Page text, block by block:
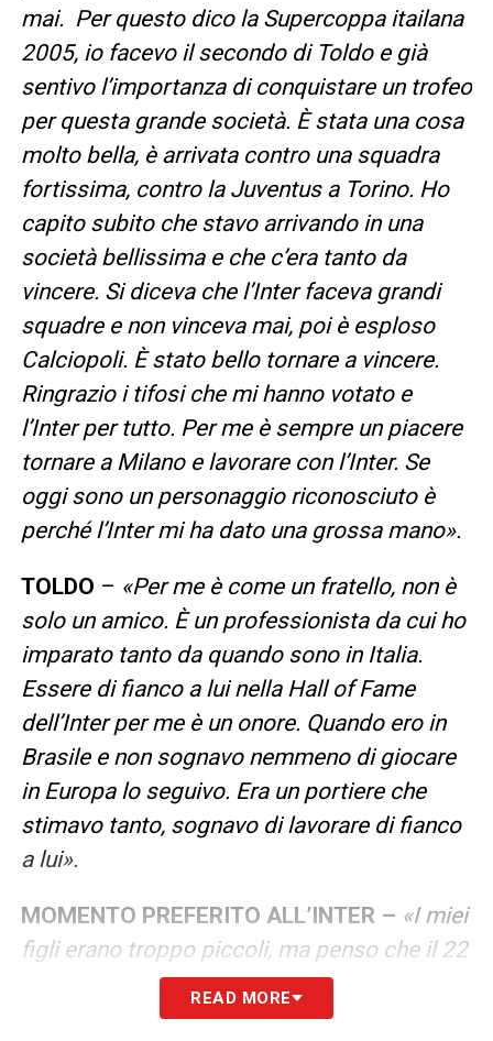
mai. Per questo dico la Supercoppa itailana
2005, io facevo il secondo di Toldo e già
sentivo l’importanza di conquistare un trofeo
per questa grande società. È stata una cosa
molto bella, è arrivata contro una squadra
fortissima, contro la Juventus a Torino. Ho
capito subito che stavo arrivando in una
società bellissima e che c’era tanto da
vincere. Si diceva che l’Inter faceva grandi
squadre e non vinceva mai, poi è esploso
Calciopoli. È stato bello tornare a vincere.
Ringrazio i tifosi che mi hanno votato e
l’Inter per tutto. Per me è sempre un piacere
tornare a Milano e lavorare con l’Inter. Se
oggi sono un personaggio riconosciuto è
perché l’Inter mi ha dato una grossa mano».
TOLDO – «Per me è come un fratello, non è
solo un amico. È un professionista da cui ho
imparato tanto da quando sono in Italia.
Essere di fianco a lui nella Hall of Fame
dell’Inter per me è un onore. Quando ero in
Brasile e non sognavo nemmeno di giocare
in Europa lo seguivo. Era un portiere che
stimavo tanto, sognavo di lavorare di fianco
a lui».
MOMENTO PREFERITO ALL’INTER – «I miei
figli erano troppo piccoli, ma penso che il 22
maggio 2010 sia stato un momento
indimenticabile. Non solo per la Champions,
READ MORE